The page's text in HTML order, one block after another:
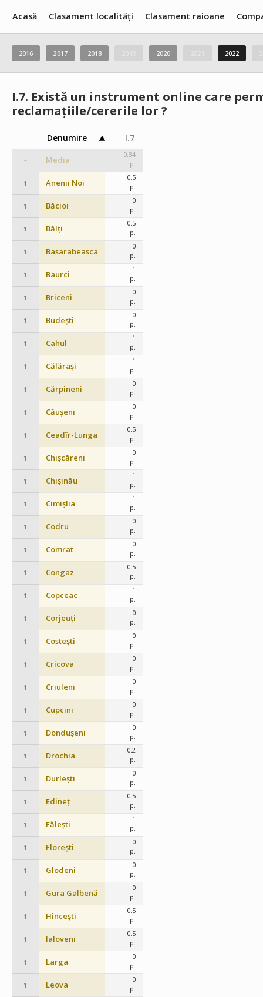
Acasă Clasament localități Clasament raioane
2016 2017 2018 2020 2022
I.7. Există un instrument online care
reclamațiile/cererile lor ?
Denumire I.7
– Media
0.34
p.
1 Anenii Noi
0.5
p.
1 Băcioi
0
p.
1 Bălți
0.5
p.
1 Basarabeasca
0
p.
1 Baurci
1
p.
1 Briceni
0
p.
1 Budești
0
p.
1 Cahul
1
p.
1 Călărași
1
p.
1 Cărpineni
0
p.
1 Căușeni
0
p.
1 Ceadîr-Lunga
0.5
p.
1 Chișcăreni
0
p.
1 Chișinău
1
p.
1 Cimișlia
1
p.
1 Codru
0
p.
1 Comrat
0
p.
1 Congaz
0.5
p.
1 Copceac
1
p.
1 Corjeuți
0
p.
1 Costești
0
p.
1 Cricova
0
p.
1 Criuleni
0
p.
1 Cupcini
0
p.
1 Dondușeni
0
p.
1 Drochia
0.2
p.
1 Durlești
0
p.
1 Edineț
0.5
p.
1 Fălești
1
p.
1 Florești
0
p.
1 Glodeni
0
p.
1 Gura Galbenă
0
p.
1 Hîncești
0.5
p.
1 Ialoveni
0.5
p.
1 Larga
0
p.
1 Leova
0
p.